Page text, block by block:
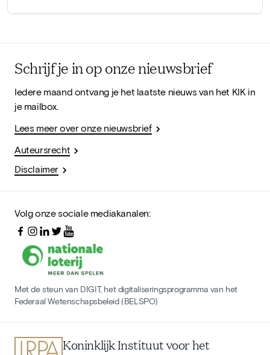
Schrijf je in op onze nieuwsbrief
Iedere maand ontvang je het laatste nieuws van het KIK in
je mailbox.
Lees meer over onze nieuwsbrief
Auteursrecht
Disclaimer
Volg onze sociale mediakanalen:
Met de steun van DIGIT, het digitaliseringsprogramma van het
Federaal Wetenschapsbeleid (BELSPO)
Koninklijk Instituut voor het